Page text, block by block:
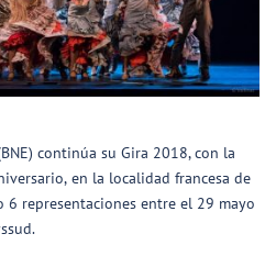
continúa su Gira 2018, con la
en la localidad francesa de
6 representaciones entre el 29 mayo